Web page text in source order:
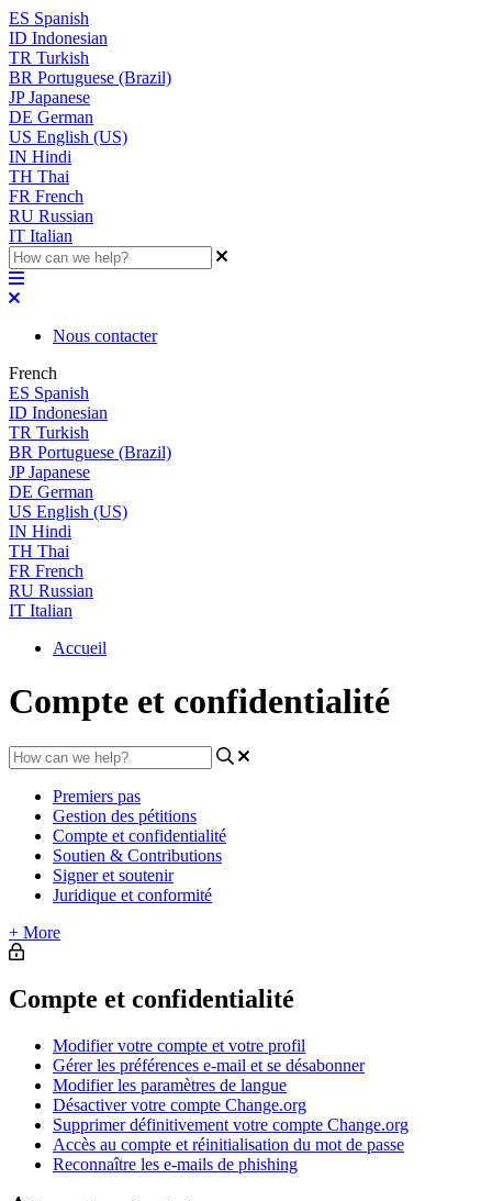
ES Spanish
ID Indonesian
TR Turkish
BR Portuguese (Brazil)
JP Japanese
DE German
US English (US)
IN Hindi
TH Thai
FR French
RU Russian
IT Italian
Nous contacter
French
ES Spanish
ID Indonesian
TR Turkish
BR Portuguese (Brazil)
JP Japanese
DE German
US English (US)
IN Hindi
TH Thai
FR French
RU Russian
IT Italian
Accueil
Compte et confidentialité
Premiers pas
Gestion des pétitions
Compte et confidentialité
Soutien & Contributions
Signer et soutenir
Juridique et conformité
+ More
Compte et confidentialité
Modifier votre compte et votre profil
Gérer les préférences e-mail et se désabonner
Modifier les paramètres de langue
Désactiver votre compte Change.org
Supprimer définitivement votre compte Change.org
Accès au compte et réinitialisation du mot de passe
Reconnaître les e-mails de phishing